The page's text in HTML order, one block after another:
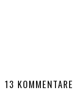
13 KOMMENTARE